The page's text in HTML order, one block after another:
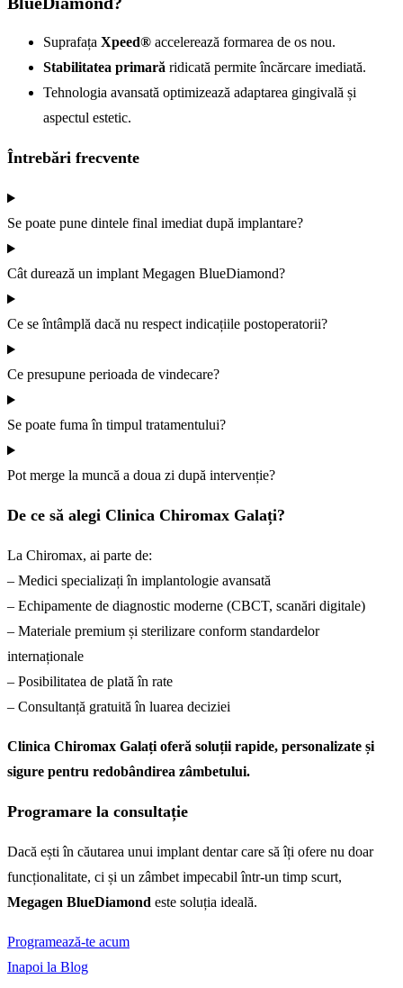
Suprafața Xpeed® accelerează formarea de os nou.
Stabilitatea primară ridicată permite încărcare imediată.
Tehnologia avansată optimizează adaptarea gingivală și
aspectul estetic.
Întrebări frecvente
Se poate pune dintele final imediat după implantare?
Cât durează un implant Megagen BlueDiamond?
Ce se întâmplă dacă nu respect indicațiile postoperatorii?
Ce presupune perioada de vindecare?
Se poate fuma în timpul tratamentului?
Pot merge la muncă a doua zi după intervenție?
De ce să alegi Clinica Chiromax Galați?
La Chiromax, ai parte de:
– Medici specializați în implantologie avansată
– Echipamente de diagnostic moderne (CBCT, scanări digitale)
– Materiale premium și sterilizare conform standardelor
internaționale
– Posibilitatea de plată în rate
– Consultanță gratuită în luarea deciziei
Clinica Chiromax Galați oferă soluții rapide, personalizate și
sigure pentru redobândirea zâmbetului.
Programare la consultație
Dacă ești în căutarea unui implant dentar care să îți ofere nu doar
funcționalitate, ci și un zâmbet impecabil într-un timp scurt,
Megagen BlueDiamond este soluția ideală.
Programează-te acum
Inapoi la Blog